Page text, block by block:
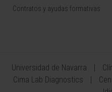
Contratos y ayudas formativas
Universidad de Navarra
Cima Lab Diagnostics